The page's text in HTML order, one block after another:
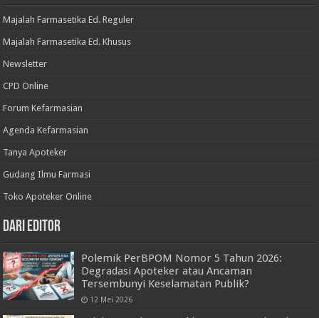
Majalah Farmasetika Ed. Reguler
Majalah Farmasetika Ed. Khusus
Newsletter
CPD Online
Forum Kefarmasian
Agenda Kefarmasian
Tanya Apoteker
Gudang Ilmu Farmasi
Toko Apoteker Online
Dari Editor
Polemik PerBPOM Nomor 5 Tahun 2026:
Degradasi Apoteker atau Ancaman
Tersembunyi Keselamatan Publik?
12 Mei 2026